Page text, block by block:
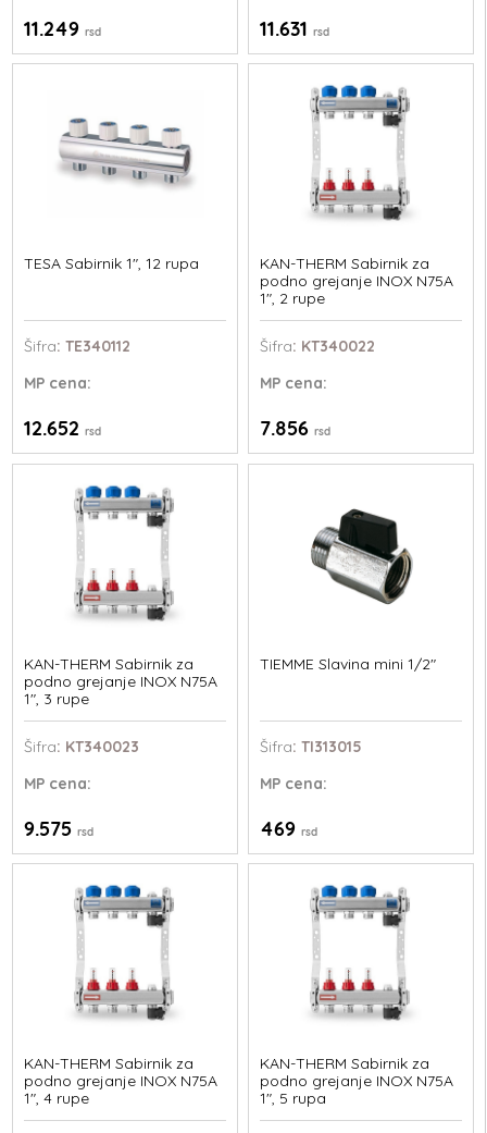
11.249rsd 11.631 rsd
TESA Sabirnik 1", 12 rupa
Šifra: TE340112
MP cena:
12.652rsd
KAN-THERM Sabirnik za
podno grejanje INOX N75A
1", 2 rupe
Šifra: KT340022
MPcena:
7.856 rsd
KAN-THERM Sabirnik za
podno grejanje INOX N75A
1", 3 rupe
Šifra: KT340023
MP cena:
9.575rsd
TIEMME Slavina mini 1/2"
Šifra: TI313015
MPcena:
469 rsd
KAN-THERM Sabirnik za
podno grejanje INOX N75A
1", 4 rupe
KAN-THERM Sabirnik za
podno grejanje INOX N75A
1", 5 rupa